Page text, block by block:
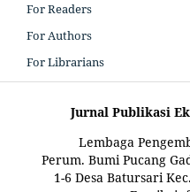
For Readers
For Authors
For Librarians
Jurnal Publikasi
Lembaga
Perum. Bumi Pucang
1-6 Desa Batursari